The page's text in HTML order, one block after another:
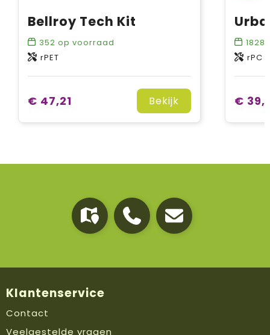
Bellroy Tech Kit
352 op voorraad
rPET
€ 47,21 Bekijk
1828
rPC
€
Klantenservice
Contact
Veelgestelde vragen